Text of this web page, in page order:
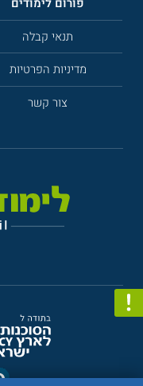
תנאי קבלה
מדיניות הפרטיות
צור קשר